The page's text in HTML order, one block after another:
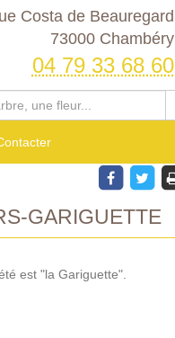
Costa de Beauregard
73000 Chambéry
04 79 33 68 60
GARIGUETTE
est "la Gariguette".